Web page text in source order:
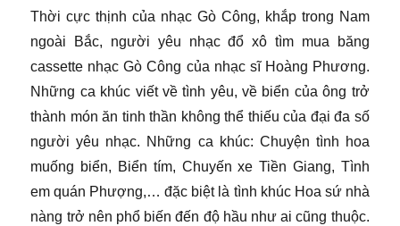
Thời cực thịnh của nhạc Gò Công, khắp trong Nam
ngoài Bắc, người yêu nhạc đổ xô tìm mua băng
cassette nhạc Gò Công của nhạc sĩ Hoàng Phương.
Những ca khúc viết về tình yêu, về biển của ông trở
thành món ăn tinh thần không thể thiếu của đại đa số
người yêu nhạc. Những ca khúc: Chuyện tình hoa
muống biển, Biển tím, Chuyến xe Tiền Giang, Tình
em quán Phượng,… đặc biệt là tình khúc Hoa sứ nhà
nàng trở nên phổ biến đến độ hầu như ai cũng thuộc.